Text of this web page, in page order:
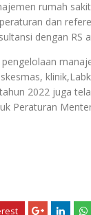
rumah
dan
dengan RS
2022 juga
Peraturan